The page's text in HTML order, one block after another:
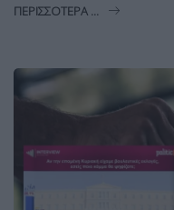
ΠΕΡΙΣΣΌΤΕΡΑ ...